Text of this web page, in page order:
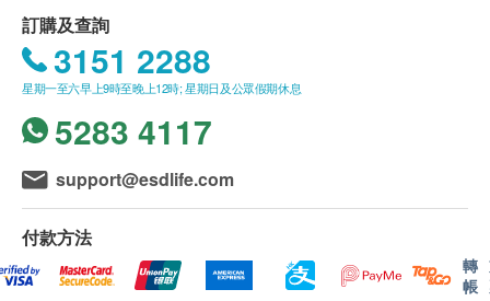
HP幽門螺桿菌抗藥性測試
880.0
4. 退款與變更政策
套餐一旦開始使用（到院完成血液及心電檢查
後)，因客戶個人原因未使用的服務或項目不可退
款、折現或更換為其他服務。
用於腸道准備的瀉粉一經發出不可退款。
扣除HKD 1100元（用於覆蓋初步評估及醫療服務
成本），余款退還。健康網購ESDlife及正觀醫院
保留最終解釋權。
內（由確認付款日期起計）接受內視鏡檢查，逾期
作廢。
內視鏡檢查時, 如果遇到醫生不會說廣東話的情
況，正觀醫院可安排醫護人員陪同提供翻譯服務或
選擇使用英語交流。
版本有任何抵觸或不相符之處，應以繁體中文版本
為準。
二、內視鏡報告領取及講解
訂購及查詢
3151 2288
星期一至六早上9時至晚上12時; 星期日及公眾假期休息
5283 4117
support@esdlife.com
付款方法
轉
帳